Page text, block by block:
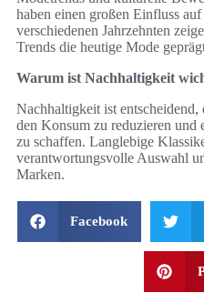
haben einen großen Einfluss
verschiedenen Jahrzehnten
Trends die heutige Mode
Warum ist Nachhaltigkeit
Nachhaltigkeit ist
den Konsum zu reduzieren und
zu schaffen. Langlebige
verantwortungsvolle Auswahl
Marken.
Facebook